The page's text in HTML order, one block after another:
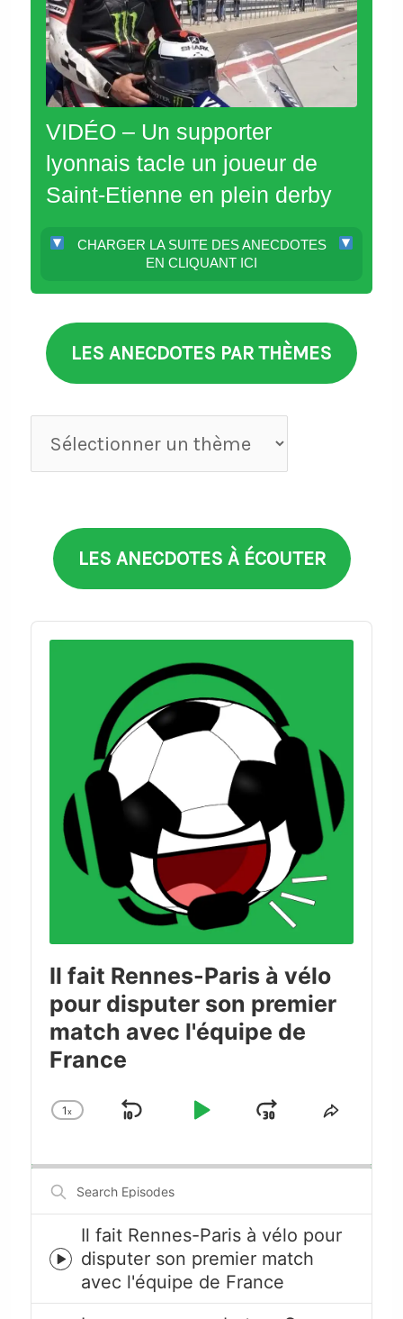
VIDÉO – Un supporter
lyonnais tacle un joueur de
Saint-Etienne en plein derby
CHARGER LA SUITE DES ANECDOTES
EN CLIQUANT ICI
LES ANECDOTES PAR THÈMES
Anecdotes
par
LES ANECDOTES À ÉCOUTER
Audio
Player
Il fait Rennes-Paris à vélo
pour disputer son premier
match avec l'équipe de
France
Change
1x
Skip
Play
JumpShare
Search
Episodes
Episode
play
icon
Il fait Rennes-Paris à vélo pour
disputer son premier match
avec l'équipe de France